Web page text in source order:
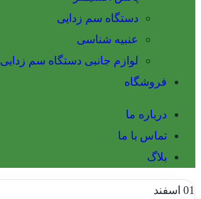
دستگاه سم زدایی
عنبیه شناسی
لوازم جانبی دستگاه سم زدایی
فروشگاه
درباره ما
تماس با ما
بلاگ
01 اسفند